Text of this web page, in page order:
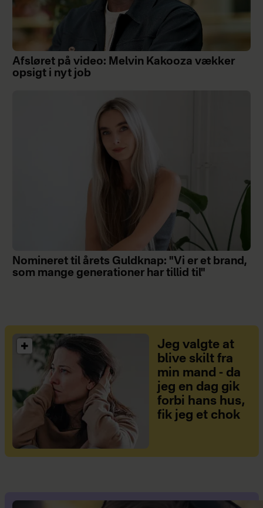
Afsløret på video: Melvin Kakooza vækker
opsigt i nyt job
Nomineret til årets Guldknap: "Vi er et brand,
som mange generationer har tillid til"
Jeg valgte at
blive skilt fra
min mand - da
jeg en dag gik
forbi hans hus,
fik jeg et chok